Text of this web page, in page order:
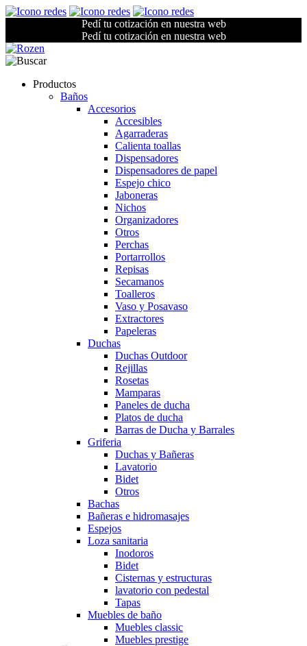
Pedí tu cotización en nuestra web
Pedí tu cotización en nuestra web
Productos
Baños
Accesorios
Accesibles
Agarraderas
Calienta toallas
Dispensadores
Dispensadores de papel
Espejo chico
Jaboneras
Nichos
Organizadores
Otros
Perchas
Portarrollos
Repisas
Secamanos
Toalleros
Vaso y Posavaso
Extractores
Papeleras
Duchas
Duchas Outdoor
Rejillas
Rosetas
Mamparas
Paneles de ducha
Platos de ducha
Barras de Ducha y Barrales
Griferia
Duchas y Bañeras
Lavatorio
Bidet
Otros
Bachas
Bañeras e hidromasajes
Espejos
Loza sanitaria
Inodoros
Bidet
Cisternas y estructuras
lavatorio con pedestal
Tapas
Muebles de baño
Muebles classic
Muebles prestige